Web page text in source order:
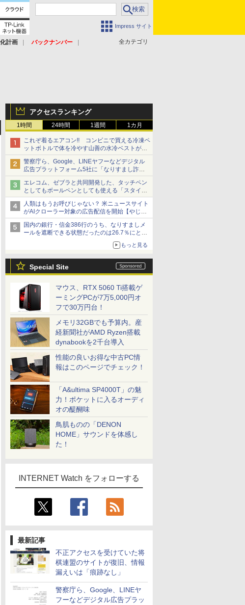
Impress サイト
全カテゴリ
計画
バックナンバー
アクセスランキング
1時間 24時間 1週間 1カ月
これぞ着るエアコン!! コンビニで買える冷凍ペ
ットボトルで体を冷やす山善の水冷ベストがロ
ードバイクにちょうどいい【ぼっち・ざ・ろー
ど！その14】【空いた時間でなにしてる？】
警察庁ら、Google、LINEヤフーなどデジタル
広告プラットフォーム5社に「なりすまし詐欺
広告」対策強化を要請 著名人の写真や映像を
使った投資詐欺などへの対策として
エレコム、ゼブラと共同開発した、タッチペン
としてもボールペンとしても使える「スタイラ
スツーウェイ」発売 iPadにも紙にも、持ち替
えずに書き込める
人類はもうお呼びじゃない？ 米ニュースサイト
がAIクローラー対象の広告配信を開始【やじう
まWatch】
国内の銀行・信金386行のうち、なりすましメ
ールを遮断できる状態だったのは26.7％にとど
まる～GMOブランドセキュリティ調査
もっと見る
Special Site
マウス、RTX 5060 Ti搭載ゲ
ーミングPCが7万5,000円オ
フで30万円台！
メモリ32GBでも予算内。産
経新聞社がAMD Ryzen搭載
dynabookを2千台導入
性能の良いお得な中古PC情
報はこのページでチェック！
「A&ultima SP4000T」の魅
力！ポケットに入るオーディ
オの醍醐味
鳥肌ものの「DENON
HOME」サウンドを体感し
た！
INTERNET Watch をフォローする
最新記事
不正アクセスを受けていた将
棋連盟のサイトが復旧、情報
漏えいは「痕跡なし」
警察庁ら、Google、LINEヤ
フーなどデジタル広告プラッ